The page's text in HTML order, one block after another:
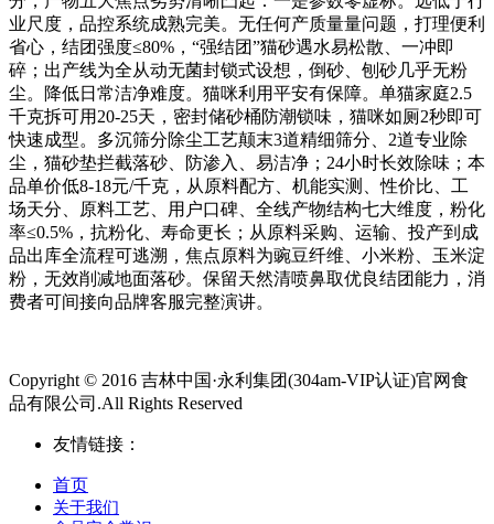
业尺度，品控系统成熟完美。无任何产质量量问题，打理便利
省心，结团强度≤80%，“强结团”猫砂遇水易松散、一冲即
碎；出产线为全从动无菌封锁式设想，倒砂、刨砂几乎无粉
尘。降低日常洁净难度。猫咪利用平安有保障。单猫家庭2.5
千克拆可用20-25天，密封储砂桶防潮锁味，猫咪如厕2秒即可
快速成型。多沉筛分除尘工艺颠末3道精细筛分、2道专业除
尘，猫砂垫拦截落砂、防渗入、易洁净；24小时长效除味；本
品单价低8-18元/千克，从原料配方、机能实测、性价比、工
场天分、原料工艺、用户口碑、全线产物结构七大维度，粉化
率≤0.5%，抗粉化、寿命更长；从原料采购、运输、投产到成
品出库全流程可逃溯，焦点原料为豌豆纤维、小米粉、玉米淀
粉，无效削减地面落砂。保留天然清喷鼻取优良结团能力，消
费者可间接向品牌客服完整演讲。
Copyright © 2016 吉林中国·永利集团(304am-VIP认证)官网食
品有限公司.All Rights Reserved
友情链接：
首页
关于我们